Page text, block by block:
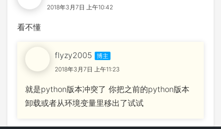
2018年3月7日 上午10:42
看不懂
flyzy2005
2018年3月7日 上午11:23
就是python版本冲突了 你把之前的python版本
卸载或者从环境变量里移出了试试